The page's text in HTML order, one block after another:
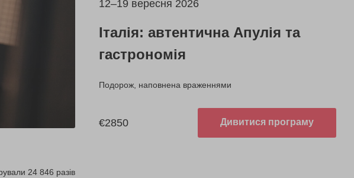
24 846 разів
12–19 вересня 2026
Італія: автентична Апулія та
гастрономія
Подорож, наповнена враженнями
€2850 Дивитися програму